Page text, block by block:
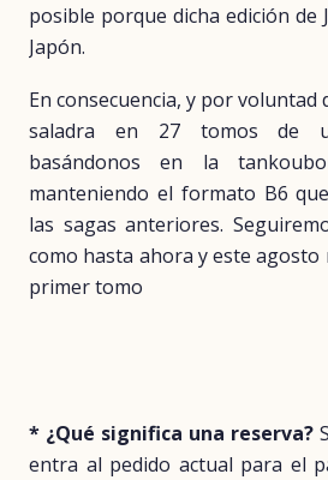
posible porque dicha edición de
Japón.
En consecuencia, y por voluntad
saladra en 27 tomos de
basándonos en la
manteniendo el formato B6
las sagas anteriores.
como hasta ahora y este agosto
primer tomo
* ¿Qué significa una reserva?
entra al pedido actual para el